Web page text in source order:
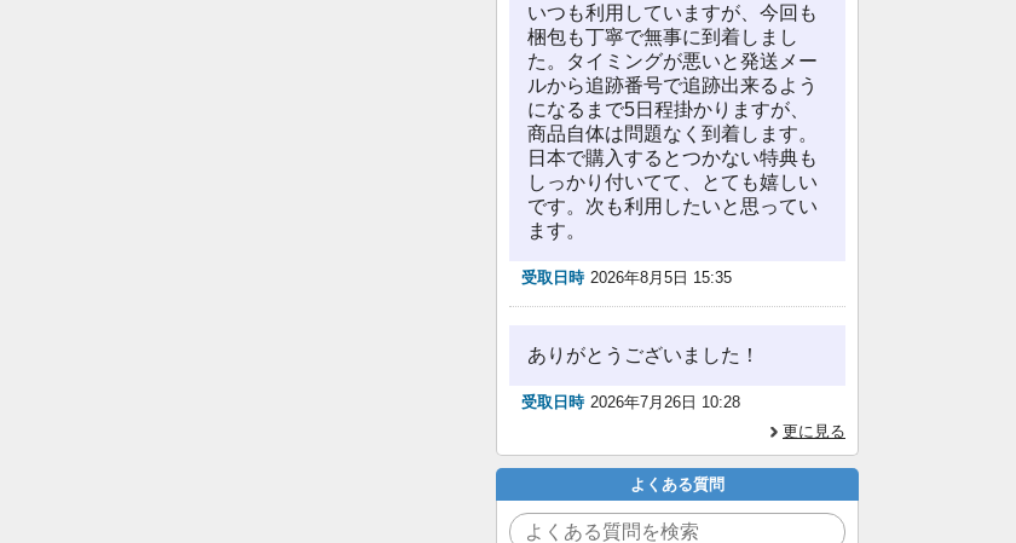
いつも利用していますが、今回も
梱包も丁寧で無事に到着しまし
た。タイミングが悪いと発送メー
ルから追跡番号で追跡出来るよう
になるまで5日程掛かりますが、
商品自体は問題なく到着します。
日本で購入するとつかない特典も
しっかり付いてて、とても嬉しい
です。次も利用したいと思ってい
ます。
受取日時 2026年8月5日 15:35
ありがとうございました！
受取日時 2026年7月26日 10:28
更に見る
よくある質問